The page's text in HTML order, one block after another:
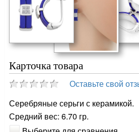
Карточка товара
Оставьте свой
Серебряные серьги с керамикой.
Средний вес: 6.70 гр.